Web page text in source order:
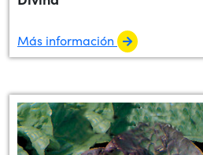
Más información